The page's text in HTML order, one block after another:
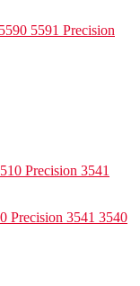
5591 Precision
Precision 3541 3540